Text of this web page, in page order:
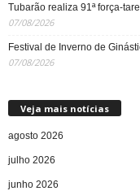
Tubarão realiza 91ª força-
07/08/2026
Festival de Inverno de
07/08/2026
Veja mais notícias
agosto 2026
julho 2026
junho 2026